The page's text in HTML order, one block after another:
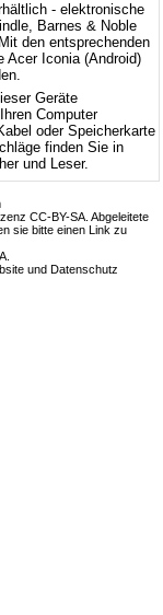
- elektronische
Barnes & Noble
den entsprechenden
Acer Iconia (Android)
Geräte
Computer
oder Speicherkarte
finden Sie in
und Leser.
CC-BY-SA. Abgeleitete
sie bitte einen Link zu
und Datenschutz